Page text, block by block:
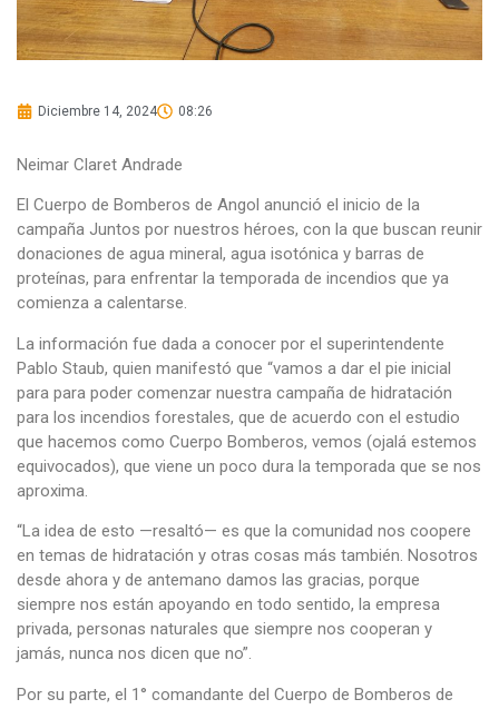
Diciembre 14, 2024 08:26
Neimar Claret Andrade
El Cuerpo de Bomberos de Angol anunció el inicio de la
campaña Juntos por nuestros héroes, con la que buscan reunir
donaciones de agua mineral, agua isotónica y barras de
proteínas, para enfrentar la temporada de incendios que ya
comienza a calentarse.
La información fue dada a conocer por el superintendente
Pablo Staub, quien manifestó que “vamos a dar el pie inicial
para para poder comenzar nuestra campaña de hidratación
para los incendios forestales, que de acuerdo con el estudio
que hacemos como Cuerpo Bomberos, vemos (ojalá estemos
equivocados), que viene un poco dura la temporada que se nos
aproxima.
“La idea de esto —resaltó— es que la comunidad nos coopere
en temas de hidratación y otras cosas más también. Nosotros
desde ahora y de antemano damos las gracias, porque
siempre nos están apoyando en todo sentido, la empresa
privada, personas naturales que siempre nos cooperan y
jamás, nunca nos dicen que no”.
Por su parte, el 1° comandante del Cuerpo de Bomberos de